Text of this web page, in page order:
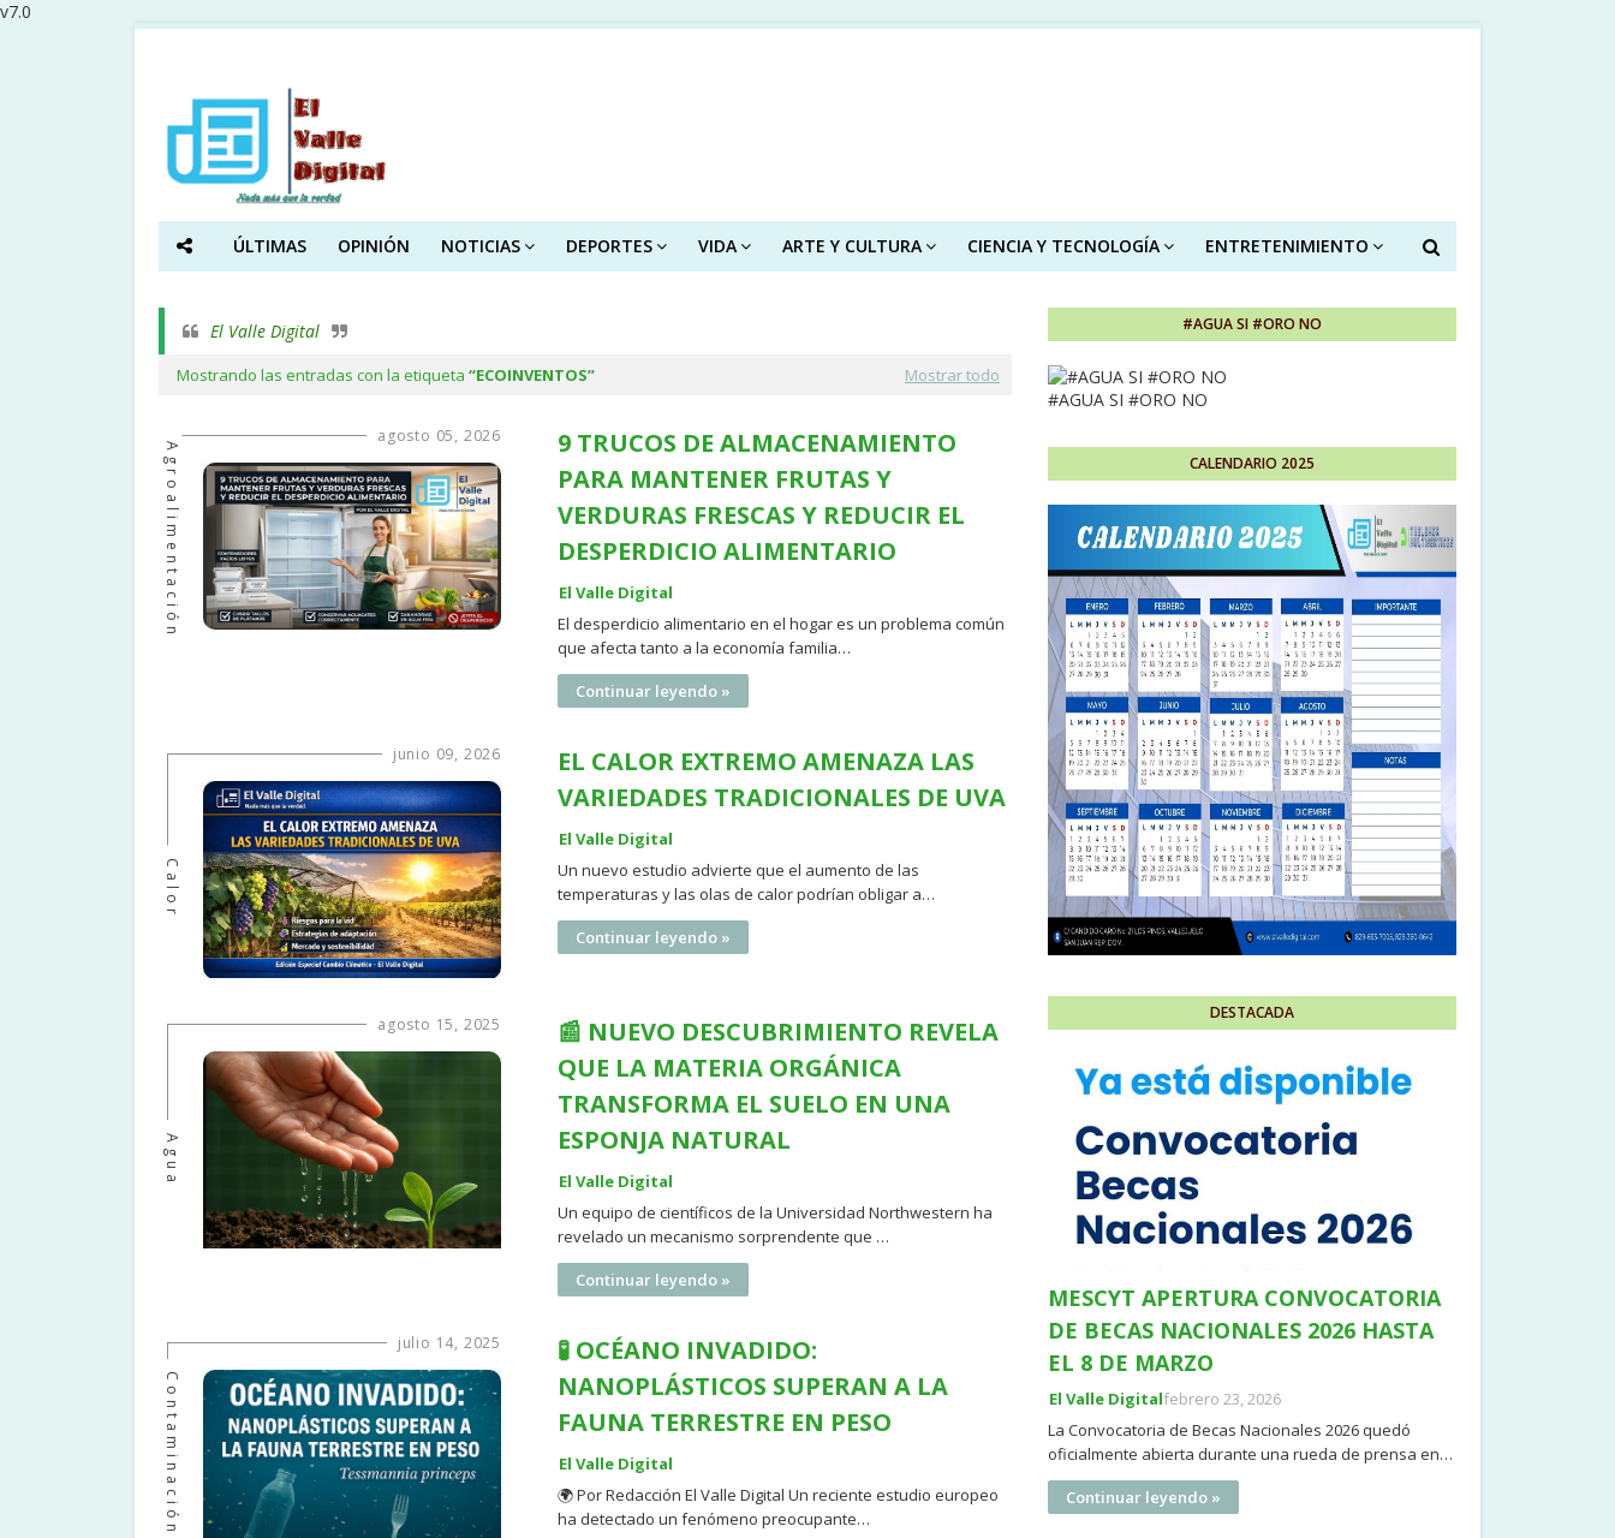
v7.0
ÚLTIMAS OPINIÓN NOTICIAS DEPORTES VIDA ARTE Y CULTURA CIENCIA Y TECNOLOGÍA ENTRETENIMIENTO
El Valle Digital
Mostrando las entradas con la etiqueta ECOINVENTOS Mostrar todo
agosto 05, 2026
Agroalimentación
9 TRUCOS DE ALMACENAMIENTO
PARA MANTENER FRUTAS Y
VERDURAS FRESCAS Y REDUCIR EL
DESPERDICIO ALIMENTARIO
El Valle Digital
El desperdicio alimentario en el hogar es un problema común
que afecta tanto a la economía familia…
Continuar leyendo »
junio 09, 2026
Calor
EL CALOR EXTREMO AMENAZA LAS
VARIEDADES TRADICIONALES DE UVA
El Valle Digital
Un nuevo estudio advierte que el aumento de las
temperaturas y las olas de calor podrían obligar a…
Continuar leyendo »
agosto 15, 2025
Agua
📰 NUEVO DESCUBRIMIENTO REVELA
QUE LA MATERIA ORGÁNICA
TRANSFORMA EL SUELO EN UNA
ESPONJA NATURAL
El Valle Digital
Un equipo de científicos de la Universidad Northwestern ha
revelado un mecanismo sorprendente que …
Continuar leyendo »
julio 14, 2025
Contaminación
🧪 OCÉANO INVADIDO:
NANOPLÁSTICOS SUPERAN A LA
FAUNA TERRESTRE EN PESO
El Valle Digital
🌍 Por Redacción El Valle Digital Un reciente estudio europeo
ha detectado un fenómeno preocupante…
#AGUA SI #ORO NO
#AGUA SI #ORO NO
CALENDARIO 2025
DESTACADA
MESCYT APERTURA CONVOCATORIA
DE BECAS NACIONALES 2026 HASTA
EL 8 DE MARZO
El Valle Digitalfebrero 23, 2026
La Convocatoria de Becas Nacionales 2026 quedó
oficialmente abierta durante una rueda de prensa en…
Continuar leyendo »